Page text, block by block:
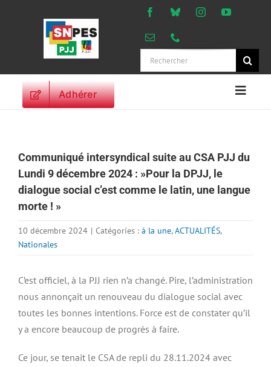
Rechercher:
Adhérer
ORIENTATIONS
PROFESSIONNELLES
DROITS DES
VIE SYNDICALE
Communiqué intersyndical suite au CSA PJJ du
Lundi 9 décembre 2024 : »Pour la DPJJ, le
dialogue social c’est comme le latin, une langue
morte ! »
10 décembre 2024 | Catégories : à la une,ACTUALITÉS,
Nationales
C’est officiel, à la PJJ rien n’a changé. Pire, l’administration
nous annonçait un renouveau du dialogue social avec
toutes les bonnes intentions. Force est de constater qu’il
y a encore beaucoup de progrès à faire.
Ce jour, se tenait le CSA de repli du 28.11.2024 avec